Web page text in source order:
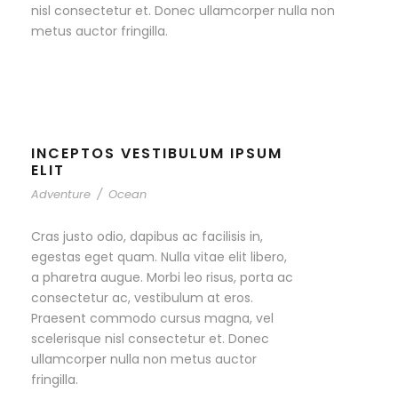
nisl consectetur et. Donec ullamcorper nulla non
metus auctor fringilla.
INCEPTOS VESTIBULUM IPSUM
ELIT
Adventure / Ocean
Cras justo odio, dapibus ac facilisis in,
egestas eget quam. Nulla vitae elit libero,
a pharetra augue. Morbi leo risus, porta ac
consectetur ac, vestibulum at eros.
Praesent commodo cursus magna, vel
scelerisque nisl consectetur et. Donec
ullamcorper nulla non metus auctor
fringilla.